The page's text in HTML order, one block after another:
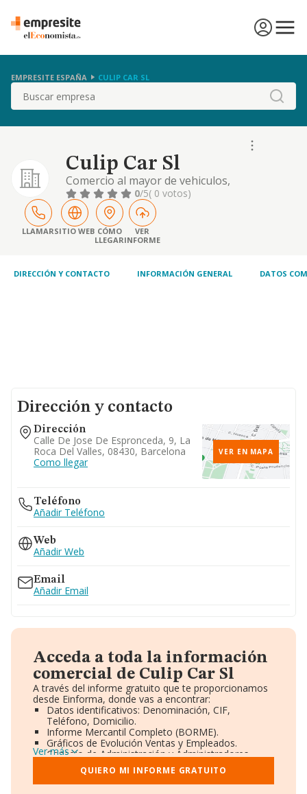
EMPRESITE ESPAÑA CULIP CAR SL
Buscar
Culip Car Sl
Comercio al mayor de vehiculos,
motocicletas, bicicletas y sus accesorios.
0/5( 0 votos)
LLAMARSITIO WEB CÓMO
LLEGAR
VER
INFORME
DIRECCIÓN Y CONTACTO INFORMACIÓN GENERAL DATOS
Dirección y contacto
Dirección
Calle De Jose De Espronceda, 9, La
Roca Del Valles, 08430, Barcelona
Como llegar
VER EN MAPA
Teléfono
Añadir Teléfono
Web
Añadir Web
Email
Añadir Email
Acceda a toda la información
comercial de Culip Car Sl
A través del informe gratuito que te proporcionamos
desde Einforma, donde vas a encontrar:
Datos identificativos: Denominación, CIF,
Teléfono, Domicilio.
Informe Mercantil Completo (BORME).
Gráficos de Evolución Ventas y Empleados.
Consejo de Administración y Administradores.
Directivos y Ejecutivos.
Accionistas.
Participaciones y Vinculaciones en otras empresas.
Ver más
QUIERO MI INFORME GRATUITO